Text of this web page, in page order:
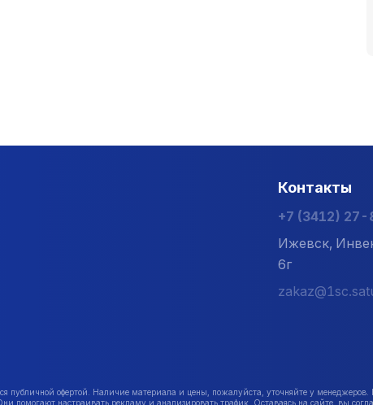
Контакты
+7 (3412)
Ижевск,
6г
офертой. Наличие материала и цены, пожалуйста, уточняйте у менеджеров.
помогают настраивать рекламу и анализировать трафик. Оставаясь на сайте, вы